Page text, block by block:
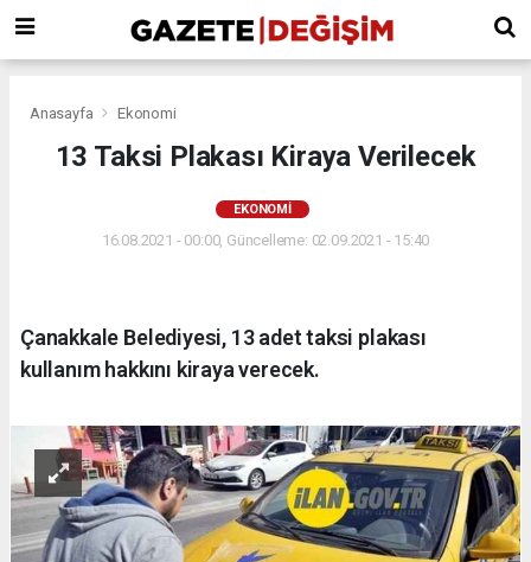
Anasayfa Ekonomi
13 Taksi Plakası Kiraya Verilecek
EKONOMI
16.08.2021 - 00:00, Güncelleme: 02.09.2021 - 15:40
Çanakkale Belediyesi, 13 adet taksi plakası
kullanım hakkını kiraya verecek.